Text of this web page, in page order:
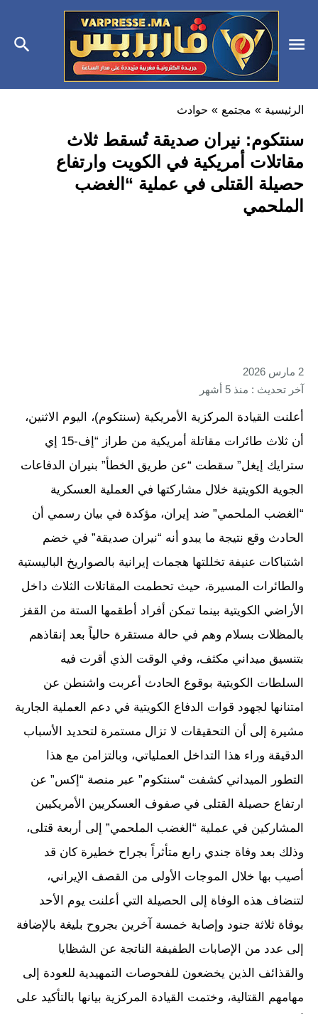
الرئيسية » مجتمع » حوادث
سنتكوم: نيران صديقة تُسقط ثلاث
مقاتلات أمريكية في الكويت وارتفاع
حصيلة القتلى في عملية “الغضب
الملحمي
2 مارس 2026
آخر تحديث : منذ 5 أشهر
أعلنت القيادة المركزية الأمريكية (سنتكوم)، اليوم الاثنين،
أن ثلاث طائرات مقاتلة أمريكية من طراز “إف-15 إي
سترايك إيغل” سقطت “عن طريق الخطأ” بنيران الدفاعات
الجوية الكويتية خلال مشاركتها في العملية العسكرية
“الغضب الملحمي” ضد إيران، مؤكدة في بيان رسمي أن
الحادث وقع نتيجة ما يبدو أنه “نيران صديقة” في خضم
اشتباكات عنيفة تخللتها هجمات إيرانية بالصواريخ الباليستية
والطائرات المسيرة، حيث تحطمت المقاتلات الثلاث داخل
الأراضي الكويتية بينما تمكن أفراد أطقمها الستة من القفز
بالمظلات بسلام وهم في حالة مستقرة حالياً بعد إنقاذهم
بتنسيق ميداني مكثف، وفي الوقت الذي أقرت فيه
السلطات الكويتية بوقوع الحادث أعربت واشنطن عن
امتنانها لجهود قوات الدفاع الكويتية في دعم العملية الجارية
مشيرة إلى أن التحقيقات لا تزال مستمرة لتحديد الأسباب
الدقيقة وراء هذا التداخل العملياتي، وبالتزامن مع هذا
التطور الميداني كشفت “سنتكوم” عبر منصة “إكس” عن
ارتفاع حصيلة القتلى في صفوف العسكريين الأمريكيين
المشاركين في عملية “الغضب الملحمي” إلى أربعة قتلى،
وذلك بعد وفاة جندي رابع متأثراً بجراح خطيرة كان قد
أصيب بها خلال الموجات الأولى من القصف الإيراني،
لتنضاف هذه الوفاة إلى الحصيلة التي أعلنت يوم الأحد
بوفاة ثلاثة جنود وإصابة خمسة آخرين بجروح بليغة بالإضافة
إلى عدد من الإصابات الطفيفة الناتجة عن الشظايا
والقذائف الذين يخضعون للفحوصات التمهيدية للعودة إلى
مهامهم القتالية، وختمت القيادة المركزية بيانها بالتأكيد على